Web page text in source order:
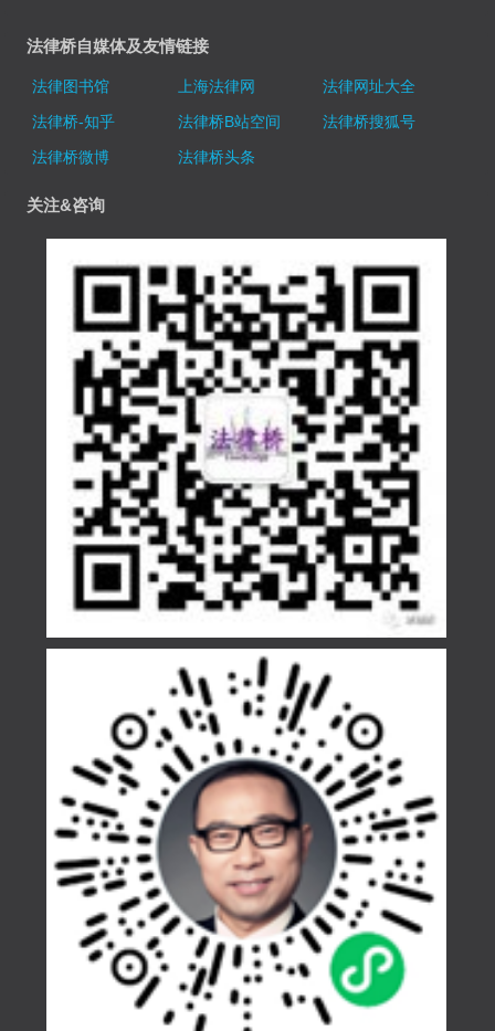
法律桥自媒体及友情链接
法律图书馆 上海法律网
法律网址大全
法律桥-知乎
法律桥B站空间
法律桥搜狐号
法律桥微博
法律桥头条
关注&咨询